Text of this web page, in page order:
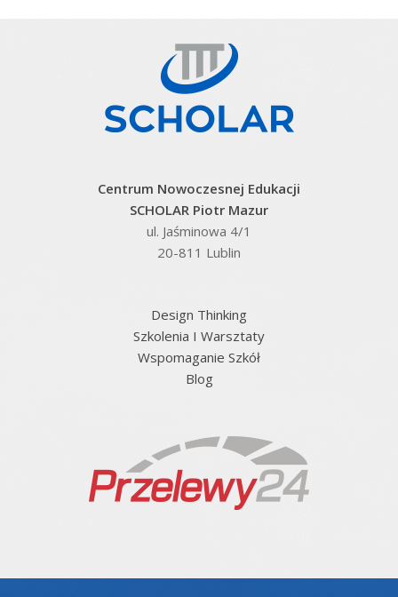
Centrum Nowoczesnej Edukacji
SCHOLAR Piotr Mazur
ul. Jaśminowa 4/1
20-811 Lublin
Design Thinking
Szkolenia I Warsztaty
Wspomaganie Szkół
Blog